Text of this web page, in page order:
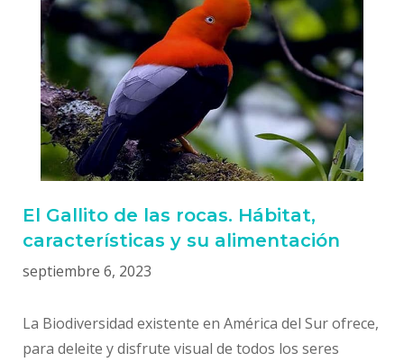
El Gallito de las rocas. Hábitat,
características y su alimentación
septiembre 6, 2023
La Biodiversidad existente en América del Sur ofrece,
para deleite y disfrute visual de todos los seres